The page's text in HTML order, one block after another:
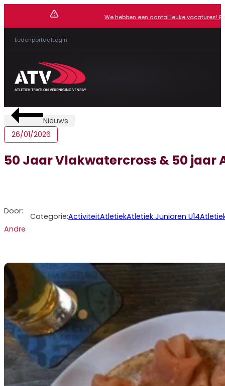
We hebben een aantal leuke vacatures!
LedenportaalLogin
Nieuws
26/01/2026
50 Jaar Vlakwatercross & 50 jaar
Door:
Andre
Categorie:ActiviteitAtletiekAtletiek Junioren U14